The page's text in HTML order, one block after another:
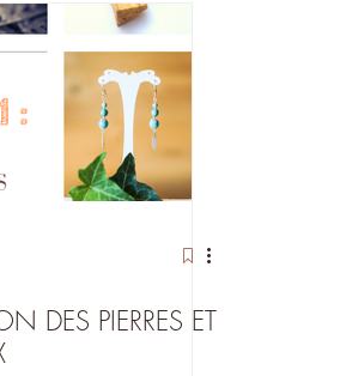
DES PIERRES ET